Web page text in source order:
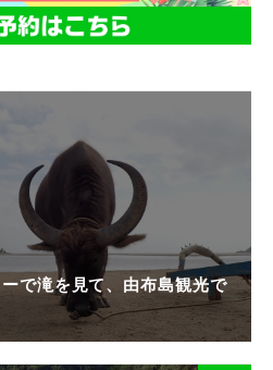
で滝を見て、由布島観光で